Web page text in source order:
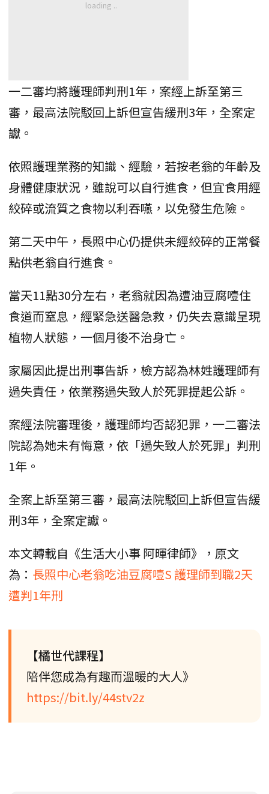
一二審均將護理師判刑1年，案經上訴至第三
審，最高法院駁回上訴但宣告緩刑3年，全案定
讞。
依照護理業務的知識、經驗，若按老翁的年齡及
身體健康狀況，雖說可以自行進食，但宜食用經
絞碎或流質之食物以利吞嚥，以免發生危險。
第二天中午，長照中心仍提供未經絞碎的正常餐
點供老翁自行進食。
當天11點30分左右，老翁就因為遭油豆腐噎住
食道而窒息，經緊急送醫急救，仍失去意識呈現
植物人狀態，一個月後不治身亡。
家屬因此提出刑事告訴，檢方認為林姓護理師有
過失責任，依業務過失致人於死罪提起公訴。
案經法院審理後，護理師均否認犯罪，一二審法
院認為她未有悔意，依「過失致人於死罪」判刑
1年。
全案上訴至第三審，最高法院駁回上訴但宣告緩
刑3年，全案定讞。
本文轉載自《生活大小事 阿暉律師》，原文
為： 長照中心老翁吃油豆腐噎S 護理師到職2天
遭判1年刑
【橘世代課程】
陪伴您成為有趣而溫暖的大人》
https://bit.ly/44stv2z